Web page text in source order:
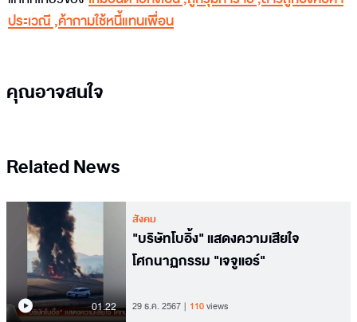
ประเวณี ,ค้ากามใช้หนี้แทนเพื่อน
คุณอาจสนใจ
Related News
01.22
สังคม
"บริษัทโบอิ้ง" แสดงความเสียใจ
โศกนาฏกรรม "เจจูแอร์"
29 ธ.ค. 2567 110views